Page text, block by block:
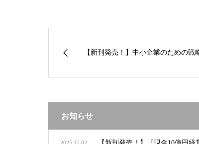
【新刊発売！】中小企業のための
お知らせ